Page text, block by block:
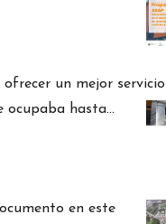
un mejor servicio
ocupaba hasta…
en este